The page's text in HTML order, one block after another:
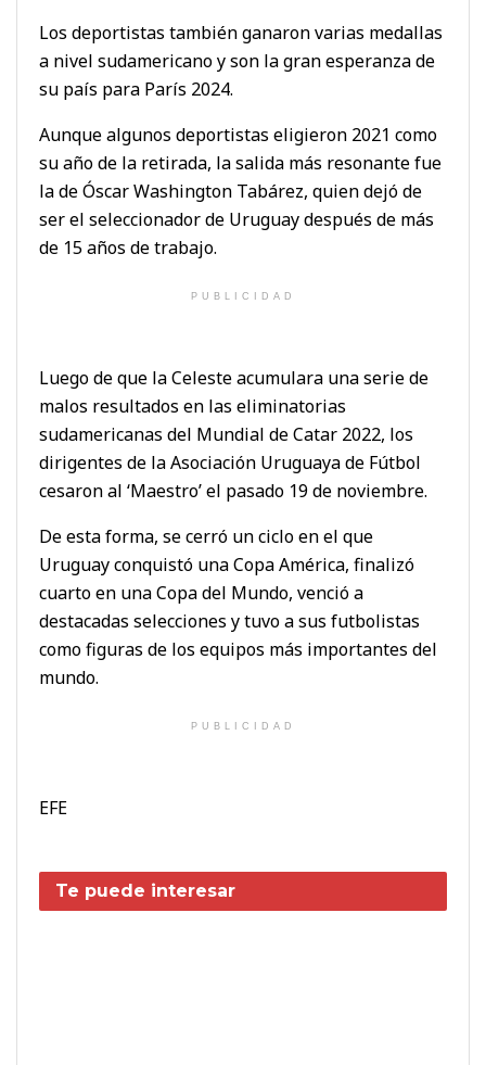
Los deportistas también ganaron varias medallas
a nivel sudamericano y son la gran esperanza de
su país para París 2024.
Aunque algunos deportistas eligieron 2021 como
su año de la retirada, la salida más resonante fue
la de Óscar Washington Tabárez, quien dejó de
ser el seleccionador de Uruguay después de más
de 15 años de trabajo.
PUBLICIDAD
Luego de que la Celeste acumulara una serie de
malos resultados en las eliminatorias
sudamericanas del Mundial de Catar 2022, los
dirigentes de la Asociación Uruguaya de Fútbol
cesaron al ‘Maestro’ el pasado 19 de noviembre.
De esta forma, se cerró un ciclo en el que
Uruguay conquistó una Copa América, finalizó
cuarto en una Copa del Mundo, venció a
destacadas selecciones y tuvo a sus futbolistas
como figuras de los equipos más importantes del
mundo.
PUBLICIDAD
EFE
Te puede interesar